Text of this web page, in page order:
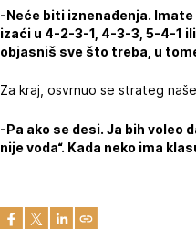
-Neće biti iznenađenja. Imate
izaći u 4-2-3-1, 4-3-3, 5-4-1
objasniš sve što treba, u
Za kraj, osvrnuo se strateg
-Pa ako se desi. Ja bih voleo
nije voda“. Kada neko ima